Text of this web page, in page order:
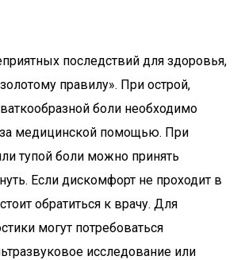
последствий для здоровья,
правилу». При острой,
боли необходимо
за медицинской помощью. При
тупой боли можно принять
Если дискомфорт не проходит в
обратиться к врачу. Для
могут потребоваться
исследование или